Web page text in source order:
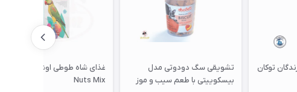
تشویقی سگ دودوتی مدل
بیسکوییتی با طعم سیب و موز
غذای شاه طوطی اوشکایا مدل
Nuts Mix